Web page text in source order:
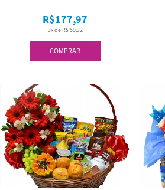
COMPRAR
3x de R$ 59,32
R$177,97